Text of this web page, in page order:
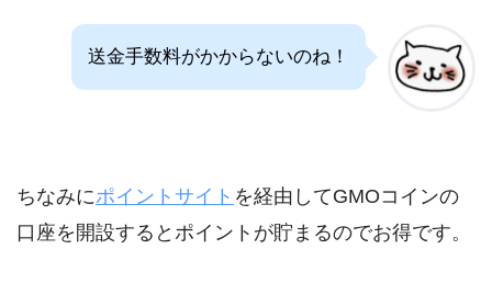
送金手数料がかからないのね！
ちなみにポイントサイト を経由してGMOコインの
口座を開設するとポイントが貯まるのでお得です。